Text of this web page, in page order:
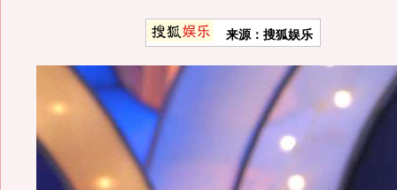
来源：搜狐娱乐